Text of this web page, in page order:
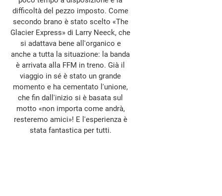
difficoltà del pezzo imposto. Come
secondo brano è stato scelto «The
Glacier Express» di Larry Neeck, che
si adattava bene all'organico e
anche a tutta la situazione: la banda
è arrivata alla FFM in treno. Già il
viaggio in sé è stato un grande
momento e ha cementato l'unione,
che fin dall'inizio si è basata sul
motto «non importa come andrà,
resteremo amici»! E l'esperienza è
stata fantastica per tutti.